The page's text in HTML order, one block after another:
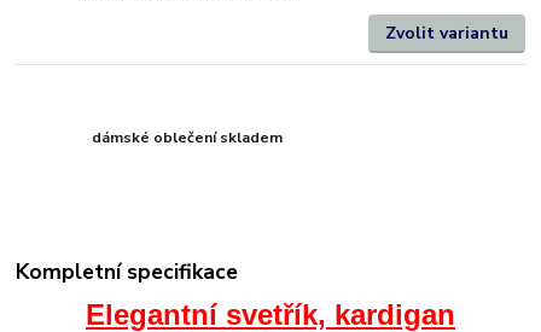
Zvolit variantu
dámské oblečení skladem
Kompletní specifikace
Elegantní svetřík, kardigan